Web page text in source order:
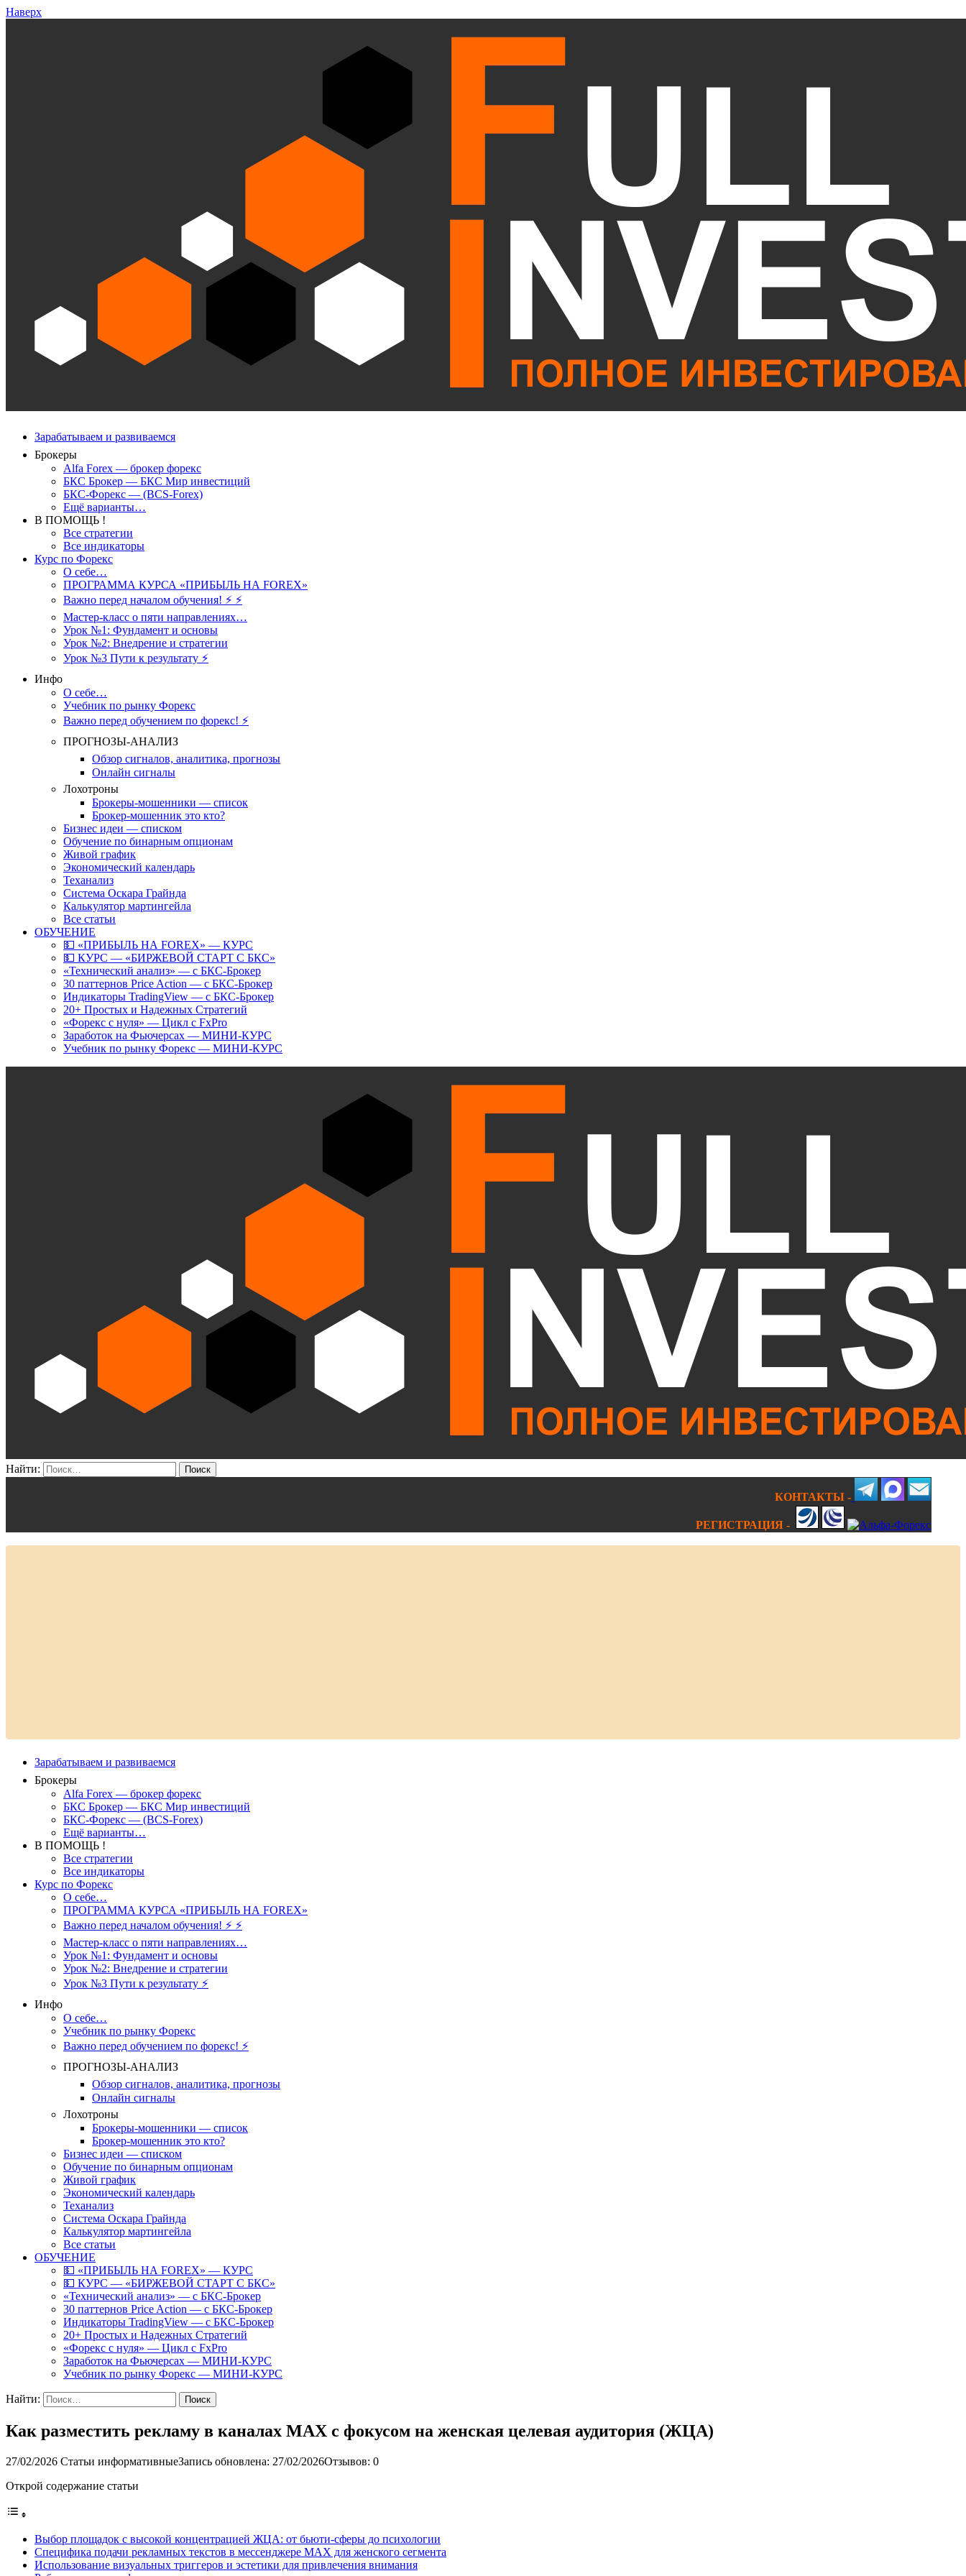
Наверх
Зарабатываем и развиваемся
Брокеры
Alfa Forex — брокер форекс
БКС Брокер — БКС Мир инвестиций
БКС-Форекс — (BCS-Forex)
Ещё варианты…
В ПОМОЩЬ !
Все стратегии
Все индикаторы
Курс по Форекс
О себе…
ПРОГРАММА КУРСА «ПРИБЫЛЬ НА FOREX»
Важно перед началом обучения! ⚡ ⚡
Мастер-класс о пяти направлениях…
Урок №1: Фундамент и основы
Урок №2: Внедрение и стратегии
Урок №3 Пути к результату ⚡️
Инфо
О себе…
Учебник по рынку Форекс
Важно перед обучением по форекс! ⚡
ПРОГНОЗЫ-АНАЛИЗ
Обзор сигналов, аналитика, прогнозы
Онлайн сигналы
Лохотроны
Брокеры-мошенники — список
Брокер-мошенник это кто?
Бизнес идеи — списком
Обучение по бинарным опционам
Живой график
Экономический календарь
Теханализ
Система Оскара Грайнда
Калькулятор мартингейла
Все статьи
ОБУЧЕНИЕ
💵 «ПРИБЫЛЬ НА FOREX» — КУРС
💵 КУРС — «БИРЖЕВОЙ СТАРТ С БКС»
«Технический анализ» — с БКС-Брокер
30 паттернов Price Action — с БКС-Брокер
Индикаторы TradingView — с БКС-Брокер
20+ Простых и Надежных Стратегий
«Форекс с нуля» — Цикл с FxPro
Заработок на Фьючерсах — МИНИ-КУРС
Учебник по рынку Форекс — МИНИ-КУРС
Найти:
КОНТАКТЫ -
РЕГИСТРАЦИЯ -
Зарабатываем и развиваемся
Брокеры
Alfa Forex — брокер форекс
БКС Брокер — БКС Мир инвестиций
БКС-Форекс — (BCS-Forex)
Ещё варианты…
В ПОМОЩЬ !
Все стратегии
Все индикаторы
Курс по Форекс
О себе…
ПРОГРАММА КУРСА «ПРИБЫЛЬ НА FOREX»
Важно перед началом обучения! ⚡ ⚡
Мастер-класс о пяти направлениях…
Урок №1: Фундамент и основы
Урок №2: Внедрение и стратегии
Урок №3 Пути к результату ⚡️
Инфо
О себе…
Учебник по рынку Форекс
Важно перед обучением по форекс! ⚡
ПРОГНОЗЫ-АНАЛИЗ
Обзор сигналов, аналитика, прогнозы
Онлайн сигналы
Лохотроны
Брокеры-мошенники — список
Брокер-мошенник это кто?
Бизнес идеи — списком
Обучение по бинарным опционам
Живой график
Экономический календарь
Теханализ
Система Оскара Грайнда
Калькулятор мартингейла
Все статьи
ОБУЧЕНИЕ
💵 «ПРИБЫЛЬ НА FOREX» — КУРС
💵 КУРС — «БИРЖЕВОЙ СТАРТ С БКС»
«Технический анализ» — с БКС-Брокер
30 паттернов Price Action — с БКС-Брокер
Индикаторы TradingView — с БКС-Брокер
20+ Простых и Надежных Стратегий
«Форекс с нуля» — Цикл с FxPro
Заработок на Фьючерсах — МИНИ-КУРС
Учебник по рынку Форекс — МИНИ-КУРС
Найти:
Как разместить рекламу в каналах MAX с фокусом на женская целевая аудитория (ЖЦА)
27/02/2026 Статьи информативныеЗапись обновлена: 27/02/2026Отзывов: 0
Открой содержание статьи
Выбор площадок с высокой концентрацией ЖЦА: от бьюти-сферы до психологии
Специфика подачи рекламных текстов в мессенджере MAX для женского сегмента
Использование визуальных триггеров и эстетики для привлечения внимания